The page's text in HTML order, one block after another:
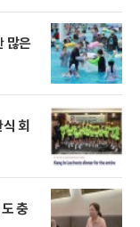
많은
회
충